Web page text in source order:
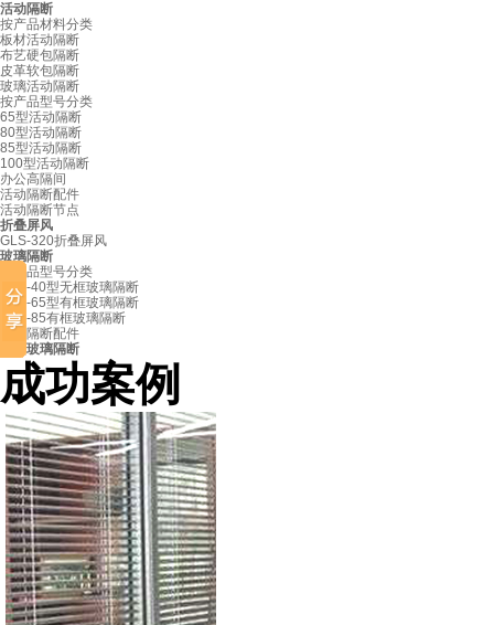
活动隔断
按产品材料分类
板材活动隔断
布艺硬包隔断
皮革软包隔断
玻璃活动隔断
按产品型号分类
65型活动隔断
80型活动隔断
85型活动隔断
100型活动隔断
办公高隔间
活动隔断配件
活动隔断节点
折叠屏风
GLS-320折叠屏风
玻璃隔断
按产品型号分类
GLS-40型无框玻璃隔断
GLS-65型有框玻璃隔断
GLS-85有框玻璃隔断
玻璃隔断配件
固定玻璃隔断
成功案例
江苏盛泽医院